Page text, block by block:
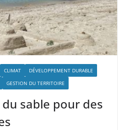
CLIMAT
DÉVELOPPEMENT DURABLE
GESTION DU TERRITOIRE
sable pour des